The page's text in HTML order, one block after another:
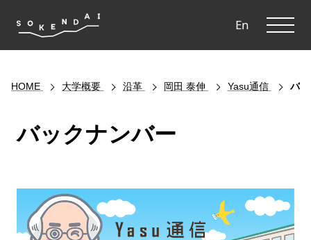
En
HOME 大学概要 沿革 岡田 泰伸 Yasu通信 バ
バックナンバー